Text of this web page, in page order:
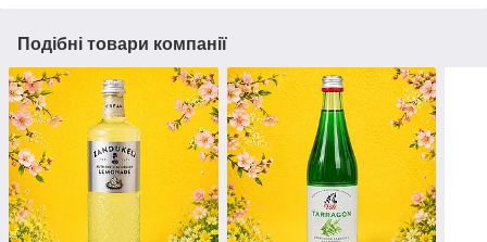
Подібні товари компанії